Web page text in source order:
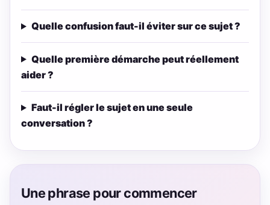
Quelle confusion faut-il éviter sur ce sujet ?
Quelle première démarche peut réellement
aider ?
Faut-il régler le sujet en une seule
conversation ?
Une phrase pour commencer